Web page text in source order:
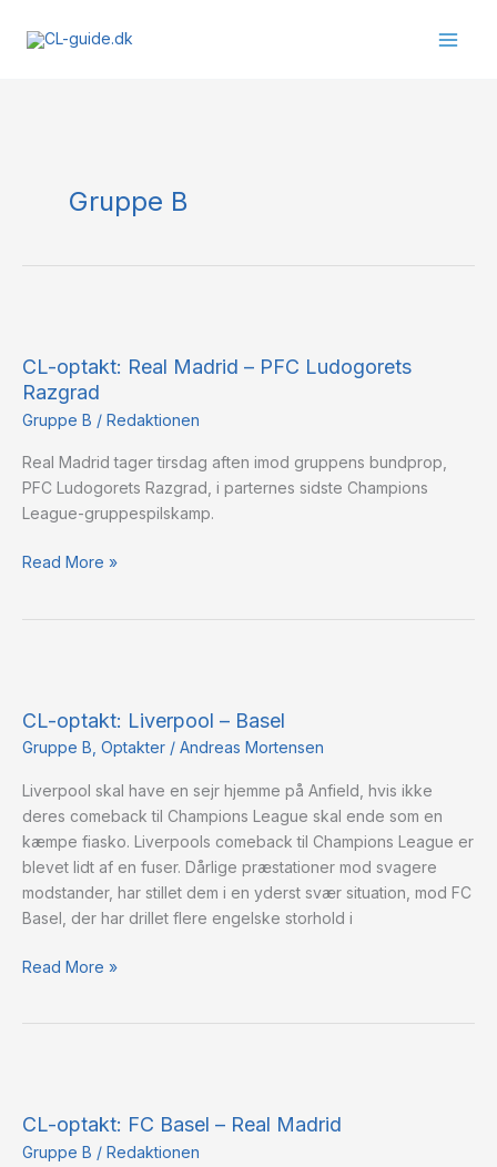
Gruppe B
CL-optakt: Real Madrid – PFC Ludogorets
Razgrad
Gruppe B / Redaktionen
Real Madrid tager tirsdag aften imod gruppens bundprop,
PFC Ludogorets Razgrad, i parternes sidste Champions
League-gruppespilskamp.
Real
Madrid
–
Ludogorets
Razgrad
Read More »
CL-optakt: Liverpool – Basel
Gruppe B Optakter / Andreas Mortensen
Liverpool skal have en sejr hjemme på Anfield, hvis ikke
deres comeback til Champions League skal ende som en
kæmpe fiasko. Liverpools comeback til Champions League er
blevet lidt af en fuser. Dårlige præstationer mod svagere
modstander, har stillet dem i en yderst svær situation, mod FC
Basel, der har drillet flere engelske storhold i
Liverpool
–
Read More »
CL-optakt: FC Basel – Real Madrid
Gruppe B / Redaktionen
FC
Basel